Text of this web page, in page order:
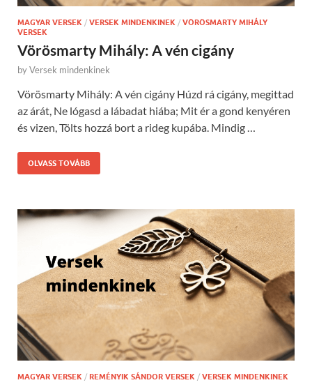
MAGYAR VERSEK / VERSEK MINDENKINEK / VÖRÖSMARTY MIHÁLY
VERSEK
Vörösmarty Mihály: A vén cigány
byVersek mindenkinek
Vörösmarty Mihály: A vén cigány Húzd rá cigány, megittad
az árát, Ne lógasd a lábadat hiába; Mit ér a gond kenyéren
és vizen, Tölts hozzá bort a rideg kupába. Mindig …
OLVASS TOVÁBB
MAGYAR VERSEK / REMÉNYIK SÁNDOR VERSEK / VERSEK MINDENKINEK